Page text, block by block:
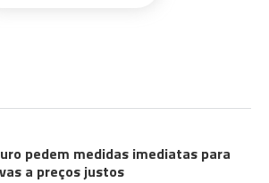
pedem medidas imediatas para
a preços justos